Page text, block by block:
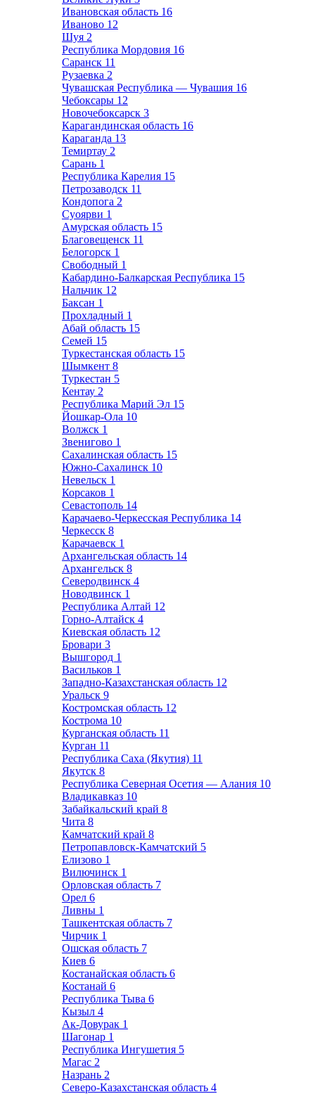
Ивановская область 16
Иваново 12
Шуя 2
Республика Мордовия 16
Саранск 11
Рузаевка 2
Чувашская Республика — Чувашия 16
Чебоксары 12
Новочебоксарск 3
Карагандинская область 16
Караганда 13
Темиртау 2
Сарань 1
Республика Карелия 15
Петрозаводск 11
Кондопога 2
Суоярви 1
Амурская область 15
Благовещенск 11
Белогорск 1
Свободный 1
Кабардино-Балкарская Республика 15
Нальчик 12
Баксан 1
Прохладный 1
Абай область 15
Семей 15
Туркестанская область 15
Шымкент 8
Туркестан 5
Кентау 2
Республика Марий Эл 15
Йошкар-Ола 10
Волжск 1
Звенигово 1
Сахалинская область 15
Южно-Сахалинск 10
Невельск 1
Корсаков 1
Севастополь 14
Карачаево-Черкесская Республика 14
Черкесск 8
Карачаевск 1
Архангельская область 14
Архангельск 8
Северодвинск 4
Новодвинск 1
Республика Алтай 12
Горно-Алтайск 4
Киевская область 12
Бровари 3
Вышгород 1
Васильков 1
Западно-Казахстанская область 12
Уральск 9
Костромская область 12
Кострома 10
Курганская область 11
Курган 11
Республика Саха (Якутия) 11
Якутск 8
Республика Северная Осетия — Алания 10
Владикавказ 10
Забайкальский край 8
Чита 8
Камчатский край 8
Петропавловск-Камчатский 5
Елизово 1
Вилючинск 1
Орловская область 7
Орел 6
Ливны 1
Ташкентская область 7
Чирчик 1
Ошская область 7
Киев 6
Костанайская область 6
Костанай 6
Республика Тыва 6
Кызыл 4
Ак-Довурак 1
Шагонар 1
Республика Ингушетия 5
Магас 2
Назрань 2
Северо-Казахстанская область 4